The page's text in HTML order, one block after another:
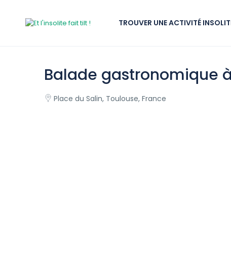
TROUVER UNE ACTIVITÉ
Balade gastronomique
Place du Salin, Toulouse, France